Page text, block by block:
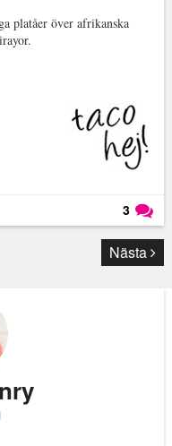
platåer över afrikanska
3
Läs kommentarer (3)
Nästa